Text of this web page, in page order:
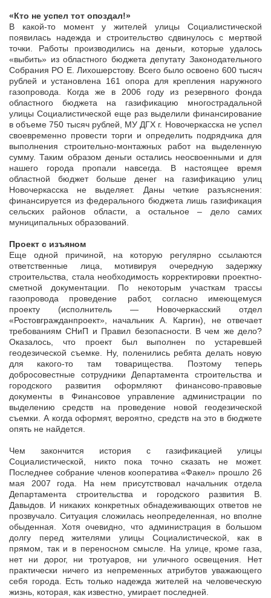
«Кто не успел ­тот опоздал!»
В какой-то момент у жителей улицы Социалистической
появилась надежда и строительство сдвинулось с мертвой
точки. Работы производились на деньги, которые удалось
«выбить» из областного бюджета депутату Законодательного
Собрания РО Е. Лихошерстову. Всего было освоено 600 тысяч
рублей и установлена 161 опора для крепления наружного
газопровода. Когда же в 2006 году из резервного фонда
областного бюджета на газификацию многострадальной
улицы Социалистической еще раз выделили финансирование
в объеме 750 тысяч рублей, МУ ДГХ г. Новочеркасска не успел
своевременно провести торги и определить подрядчика для
выполнения строительно-монтажных работ на выделенную
сумму. Таким образом деньги остались неосвоенными и для
нашего города пропали навсегда. В настоящее время
областной бюджет больше денег на газификацию улиц
Новочеркасска не выделяет. Даны четкие разъяснения:
финансируется из федерального бюджета лишь газификация
сельских районов области, а остальное – дело самих
муниципальных образований.
Проект с изъяном
Еще одной причиной, на которую регулярно ссылаются
ответственные лица, мотивируя очередную задержку
строительства, стала необходимость корректировки проектно-
сметной документации. По некоторым участкам трассы
газопровода проведение работ, согласно имеющемуся
проекту (исполнитель — Новочеркасский отдел
«Ростовгражданпроект», начальник А. Каргин), не отвечает
требованиям СНиП и Правил безопасности. В чем же дело?
Оказалось, что проект был выполнен по устаревшей
геодезической съемке. Ну, поленились ребята делать новую
для какого-то там товарищества. Поэтому теперь
добросовестные сотрудники Департамента строительства и
городского развития оформляют финансово-правовые
документы в Финансовое управление администрации по
выделению средств на проведение новой геодезической
съемки. А когда оформят, вероятно, средств на это в бюджете
опять не найдется.
Чем закончится история с газификацией улицы
Социалистической, никто пока точно сказать не может.
Последнее собрание членов кооператива «Факел» прошло 26
мая 2007 года. На нем присутствовал начальник отдела
Департамента строительства и городского развития В.
Давыдов. И никаких конкретных обнадеживающих ответов не
прозвучало. Ситуация сложилась неопределенная, но вполне
обыденная. Хотя очевидно, что администрация в большом
долгу перед жителями улицы Социалистической, как в
прямом, так и в переносном смысле. На улице, кроме газа,
нет ни дорог, ни тротуаров, ни уличного освещения. Нет
практически ничего из непременных атрибутов уважающего
себя города. Есть только надежда жителей на человеческую
жизнь, которая, как известно, умирает последней.